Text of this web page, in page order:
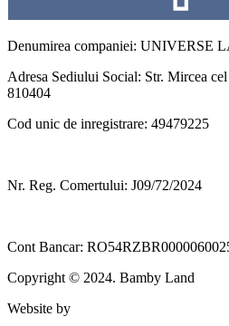
Denumirea companiei: UNIVERSE
Adresa Sediului Social: Str. Mircea
810404
Cod unic de inregistrare: 49479225
Nr. Reg. Comertului: J09/72/2024
Cont Bancar:
Copyright © 2024. Bamby Land
Website by